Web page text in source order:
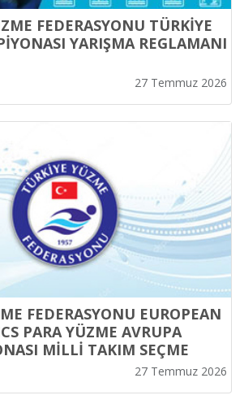
FEDERASYONU TÜRKİYE
YARIŞMA REGLAMANI
27 Temmuz 2026
FEDERASYONU EUROPEAN
PARA YÜZME AVRUPA
MİLLİ TAKIM SEÇME
27 Temmuz 2026